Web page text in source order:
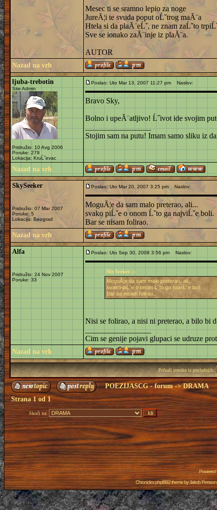
Mesec ti se sramno lepio za noge
JureĂ¦i te svuda poput oĹˇtrog maĂ¨a
Htela si da plaĂ¨eĹˇ, ne znam zaĹˇto
Sve se ionako zaĂ¨inje iz plaĂ¨a.
AUTOR
Nazad na vrh
ljuba-trebotin
Site Admin
Pridružio: 10 Avg 2006
Poruke: 279
Lokacija: KruĹˇevac
Poslao: Uto Mar 13, 2007 11:27 pm Naslov:
Bravo Sky,
Bolno i upeĂ¨atljivo! Ĺ˝ivot ide svojim
_________________
Stojim sam na putu! Imam samo sliku iz
Nazad na vrh
SkySeeker
Pridružio: 07 Mar 2007
Poruke: 5
Lokacija: Beograd
Poslao: Uto Mar 20, 2007 3:25 pm Naslov:
MoguĂ¦e da sam malo preterao, ali...
svako piĹˇe o onom Ĺˇto ga najviĹˇe boli.
Bar se nisam folirao.
Nazad na vrh
Alfa
Pridružio: 24 Nov 2007
Poruke: 33
Poslao: Uto Sep 30, 2008 3:56 pm Naslov:
SkySeeker ::
MoguĂ¦e da sam malo preterao, ali...
svako piĹˇe o onom Ĺˇto ga najviĹˇe boli.
Bar se nisam folirao.
Nisi se folirao, a nisi ni preterao, a bilo bi
_________________
Cim se genije pojavi glupaci se udruze
Nazad na vrh
Prikaži poruke iz poslednjih:
POEZIJASCG - forum->DRAMA
Strana 1od1
Skoči na:
Powered
Chronicles phpBB2 theme byJakob Persson